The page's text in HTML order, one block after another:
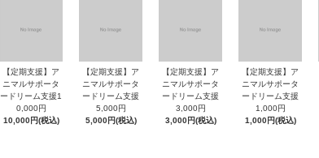
【定期支援】ア
ニマルサポータ
ードリーム支援1
0,000円
10,000円(税込)
【定期支援】ア
ニマルサポータ
ードリーム支援
5,000円
5,000円(税込)
【定期支援】ア
ニマルサポータ
ードリーム支援
3,000円
3,000円(税込)
【定期支援】ア
ニマルサポータ
ードリーム支援
1,000円
1,000円(税込)